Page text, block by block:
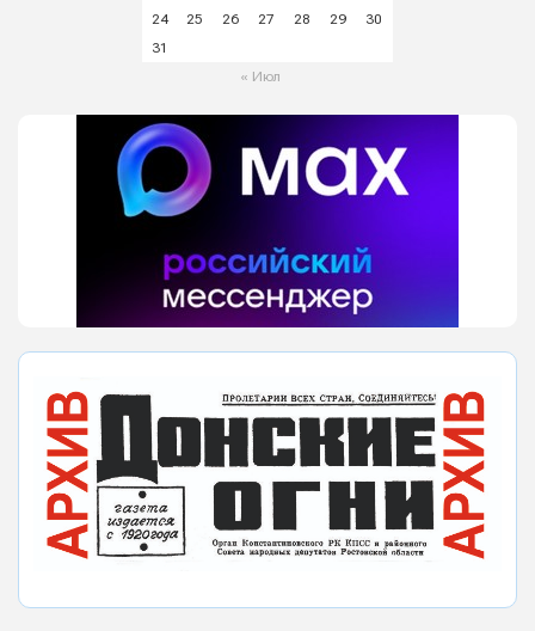
24
25 26 27 28 29
30
31
« Июл